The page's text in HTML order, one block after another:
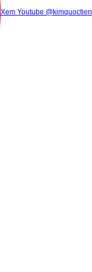
Xem Tik Tok
Gọi điện (8h00 - 21h30)
Xem Youtube @kimquoctien